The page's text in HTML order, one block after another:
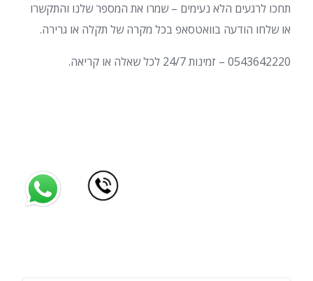
תחכו לרגעים הלא נעימים – שמרו את המספר שלנו והתקשרו
או שלחו הודעה בוואטסאפ בכל מקרה של תקלה או גרירה.
0543642220 – זמינות 24/7 לכל שאלה או קריאה.